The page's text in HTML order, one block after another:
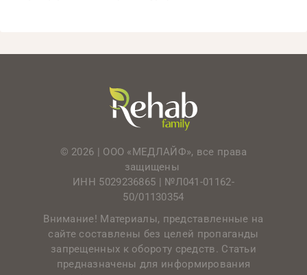
© 2026 | ООО «МЕДЛАЙФ», все права
защищены
ИНН 5029236865 | №Л041-01162-
50/01130354
Внимание! Материалы, представленные на
сайте составлены без целей пропаганды
запрещенных к обороту средств. Статьи
предназначены для информирования